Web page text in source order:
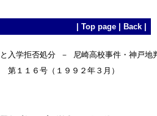
Top page Back
入学拒否処分 － 尼崎高校事件・神
第１１６号（１９９２年３月）